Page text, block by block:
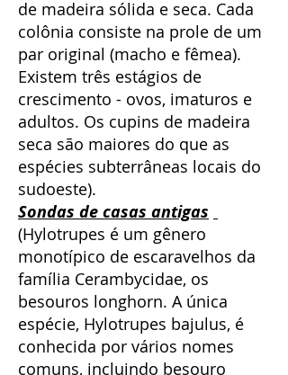
de madeira sólida e seca. Cada
colônia consiste na prole de um
par original (macho e fêmea).
Existem três estágios de
crescimento - ovos, imaturos e
adultos. Os cupins de madeira
seca são maiores do que as
espécies subterrâneas locais do
sudoeste).
Sondas de casas antigas
(Hylotrupes é um gênero
monotípico de escaravelhos da
família Cerambycidae, os
besouros longhorn. A única
espécie, Hylotrupes bajulus, é
conhecida por vários nomes
comuns, incluindo besouro